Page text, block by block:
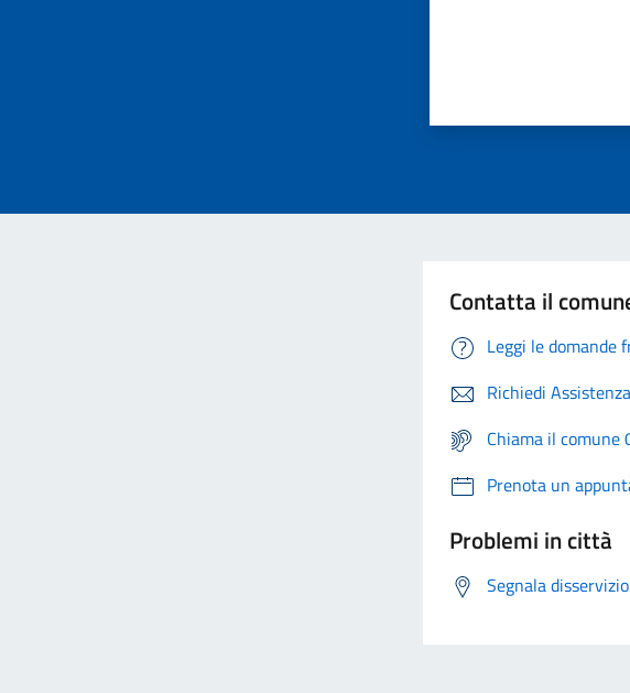
Contatta il
Leggi le domande
Richiedi Assistenza
Chiama il
Prenota un
Problemi in città
Segnala disservizio